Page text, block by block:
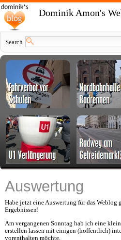
Dominik Amon's
Search
Auswertung
Habe jetzt eine Auswertung für das Weblog
Ergebnissen!
Am vergangenen Sonntag hab ich eine
erstellen lassen mit einigen (hoffentlich)
vorenthalten möchte.